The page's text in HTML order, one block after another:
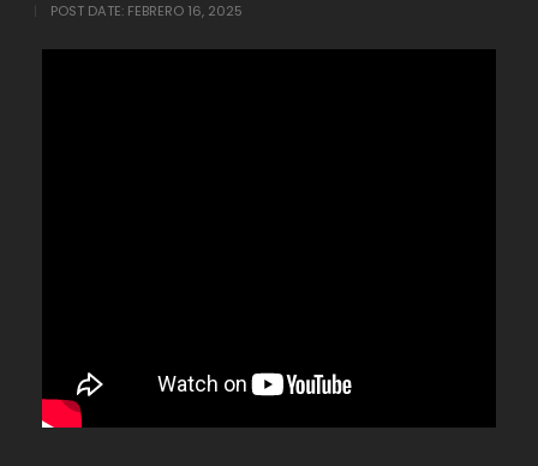
POST DATE: FEBRERO 16, 2025